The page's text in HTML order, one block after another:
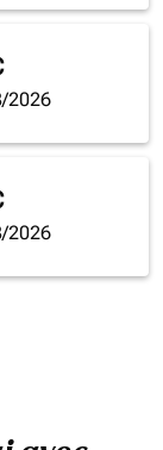
2026
2026